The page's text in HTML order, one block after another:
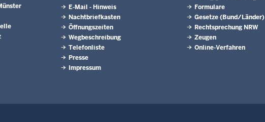
E-Mail - Hinweis
Nachtbriefkasten
Öffnungszeiten
Wegbeschreibung
Telefonliste
Presse
Impressum
Formulare
Gesetze (Bund/Länder)
Rechtsprechung NRW
Zeugen
Online-Verfahren